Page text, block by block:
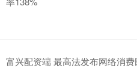
富兴配资端 最高法发布网络消